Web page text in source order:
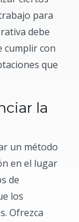
para
debe
cumplir con
que
la
un método
en el lugar
de
los
Ofrezca